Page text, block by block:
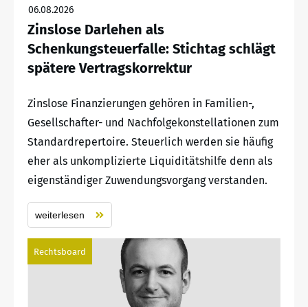
06.08.2026
Zinslose Darlehen als
Schenkungsteuerfalle: Stichtag schlägt
spätere Vertragskorrektur
Zinslose Finanzierungen gehören in Familien-,
Gesellschafter- und Nachfolgekonstellationen zum
Standardrepertoire. Steuerlich werden sie häufig
eher als unkomplizierte Liquiditätshilfe denn als
eigenständiger Zuwendungsvorgang verstanden.
weiterlesen
Rechtsboard